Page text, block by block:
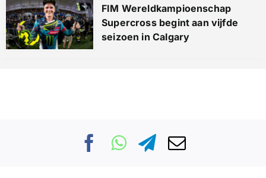
FIM Wereldkampioenschap
Supercross begint aan vijfde
seizoen in Calgary